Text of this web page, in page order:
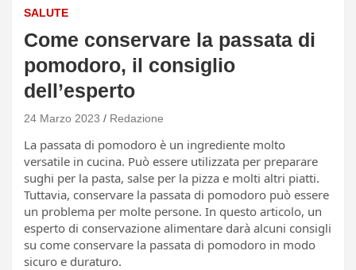
SALUTE
Come conservare la passata di
pomodoro, il consiglio
dell’esperto
24 Marzo 2023 Redazione
La passata di pomodoro è un ingrediente molto
versatile in cucina. Può essere utilizzata per preparare
sughi per la pasta, salse per la pizza e molti altri piatti.
Tuttavia, conservare la passata di pomodoro può essere
un problema per molte persone. In questo articolo, un
esperto di conservazione alimentare darà alcuni consigli
su come conservare la passata di pomodoro in modo
sicuro e duraturo.